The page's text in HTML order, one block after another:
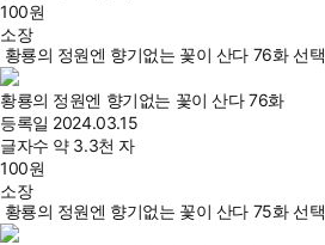
100원
소장
황룡의 정원엔 향기없는 꽃이 산다 76화 선택
황룡의 정원엔 향기없는 꽃이 산다 76화
등록일 2024.03.15
글자수 약 3.3천 자
100원
소장
황룡의 정원엔 향기없는 꽃이 산다 75화 선택